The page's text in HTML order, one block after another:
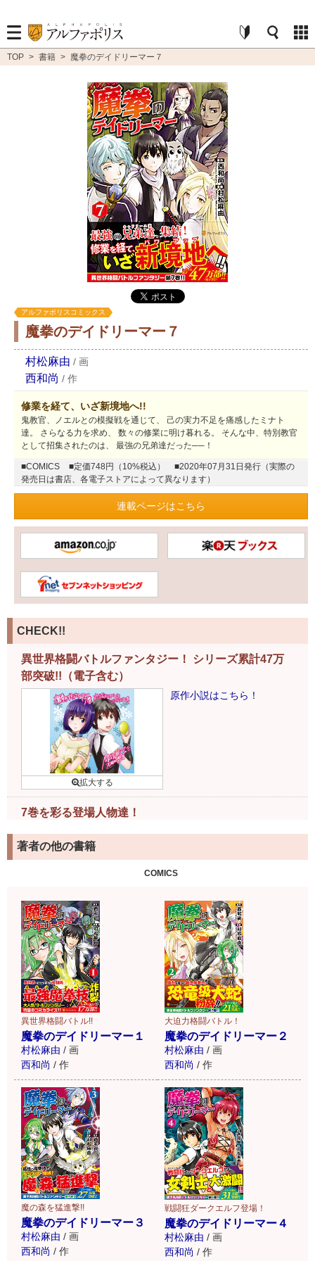
TOP > 書籍 > 魔拳のデイドリーマー７
アルファポリスコミックス
魔拳のデイドリーマー７
村松麻由 / 画
西和尚 / 作
修業を経て、いざ新境地へ!!
鬼教官、ノエルとの模擬戦を通じて、 己の実力不足を痛感したミナト
達。 さらなる力を求め、 数々の修業に明け暮れる。 そんな中、特別教官
として招集されたのは、 最強の兄弟達だった──！
■COMICS ■定価748円（10%税込）
■2020年07月31日発行（実際の
発売日は書店、各電子ストアによって異なります）
連載ページはこちら
CHECK!!
異世界格闘バトルファンタジー！ シリーズ累計47万
部突破!!（電子含む）
原作小説はこちら！
7巻を彩る登場人物達！
著者の他の書籍
COMICS
異世界格闘バトル!!
魔拳のデイドリーマー１
村松麻由 / 画
西和尚 / 作
大迫力格闘バトル！
魔拳のデイドリーマー２
村松麻由 / 画
西和尚 / 作
魔の森を猛進撃!!
魔拳のデイドリーマー３
村松麻由 / 画
西和尚 / 作
戦闘狂ダークエルフ登場！
魔拳のデイドリーマー４
村松麻由 / 画
西和尚 / 作